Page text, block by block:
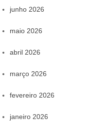
junho 2026
maio 2026
abril 2026
março 2026
fevereiro 2026
janeiro 2026